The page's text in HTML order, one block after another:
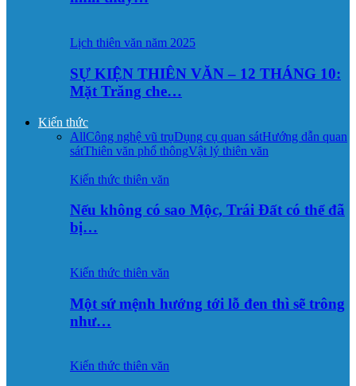
Lịch thiên văn năm 2025
SỰ KIỆN THIÊN VĂN – 12 THÁNG 10:
Mặt Trăng che…
Kiến thức
AllCông nghệ vũ trụDụng cụ quan sátHướng dẫn quan
sátThiên văn phổ thôngVật lý thiên văn
Kiến thức thiên văn
Nếu không có sao Mộc, Trái Đất có thể đã
bị…
Kiến thức thiên văn
Một sứ mệnh hướng tới lỗ đen thì sẽ trông
như…
Kiến thức thiên văn